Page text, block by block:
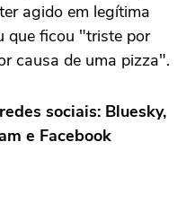
agido em legítima
que ficou "triste por
causa de uma pizza".
sociais: Bluesky,
e Facebook